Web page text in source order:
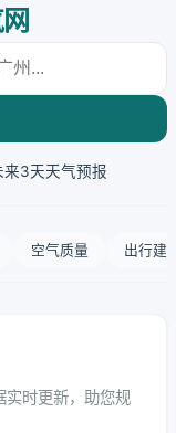
来3天天气预报
空气质量 出行建
实时更新，助您规